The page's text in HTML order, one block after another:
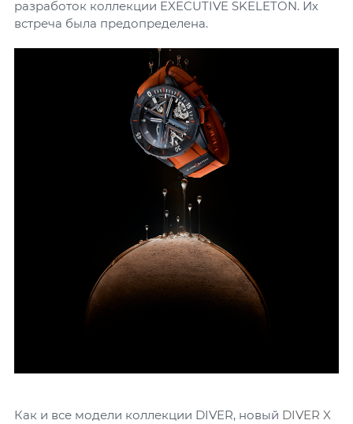
разработок коллекции EXECUTIVE SKELETON. Их
встреча была предопределена.
Как и все модели коллекции DIVER, новый DIVER X